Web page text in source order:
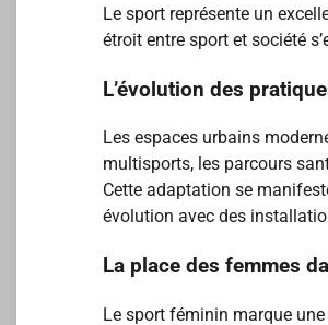
Le sport représente un
étroit entre sport et société
L’évolution des
Les espaces urbains
multisports, les parcours
Cette adaptation se
évolution avec des
La place des femmes
Le sport féminin marque